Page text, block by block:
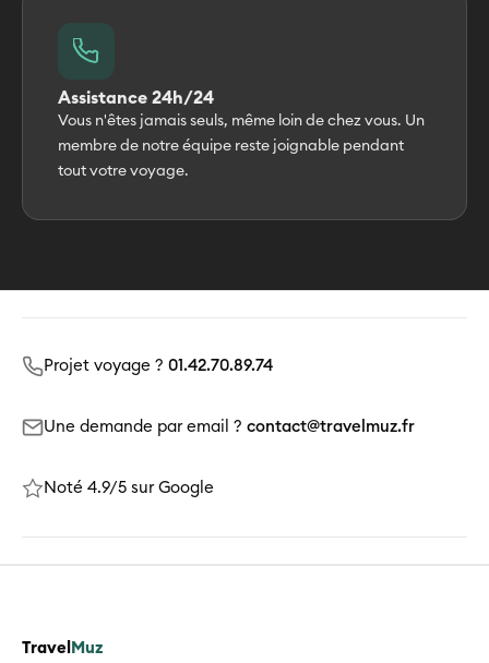
Assistance 24h/24
Vous n'êtes jamais seuls, même loin de chez vous. Un
membre de notre équipe reste joignable pendant
tout votre voyage.
Projet voyage ? 01.42.70.89.74
Une demande par email ? contact@travelmuz.fr
Noté 4.9/5 sur Google
Travel Muz